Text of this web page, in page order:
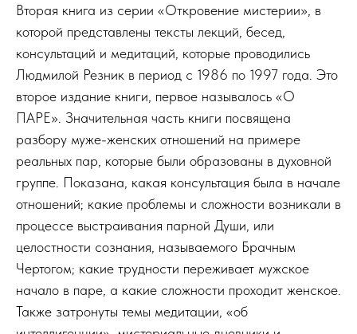
Вторая книга из серии «Откровение мистерии», в
которой представлены тексты лекций, бесед,
консультаций и медитаций, которые проводились
Людмилой Резник в период с 1986 по 1997 года. Это
второе издание книги, первое называлось «О
ПАРЕ». Значительная часть книги посвящена
разбору муже-женских отношений на примере
реальных пар, которые были образованы в духовной
группе. Показана, какая консультация была в начале
отношений; какие проблемы и сложности возникали в
процессе выстраивания парной Души, или
целостности сознания, называемого Брачным
Чертогом; какие трудности переживает мужское
начало в паре, а какие сложности проходит женское.
Также затронуты темы медитации, «об